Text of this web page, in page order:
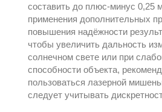
составить до плюс-минус 0,25
применения дополнительных
повышения надёжности
чтобы увеличить дальность
солнечном свете или при
способности объекта,
пользоваться лазерной
следует учитывать